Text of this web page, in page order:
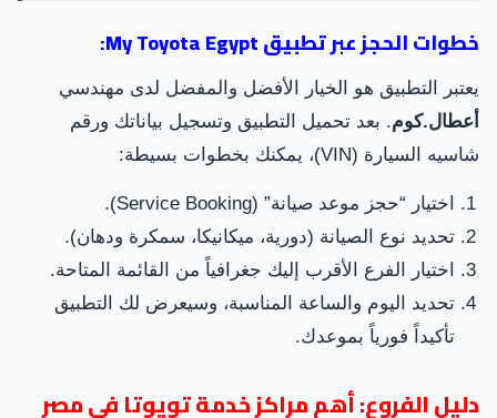
خطوات الحجز عبر تطبيق My Toyota Egypt:
يعتبر التطبيق هو الخيار الأفضل والمفضل لدى مهندسي
أعطال.كوم. بعد تحميل التطبيق وتسجيل بياناتك ورقم
شاسيه السيارة (VIN)، يمكنك بخطوات بسيطة:
اختيار “حجز موعد صيانة” (Service Booking).
تحديد نوع الصيانة (دورية، ميكانيكا، سمكرة ودهان).
اختيار الفرع الأقرب إليك جغرافياً من القائمة المتاحة.
تحديد اليوم والساعة المناسبة، وسيعرض لك التطبيق
تأكيداً فورياً بموعدك.
دليل الفروع: أهم مراكز خدمة تويوتا في مصر